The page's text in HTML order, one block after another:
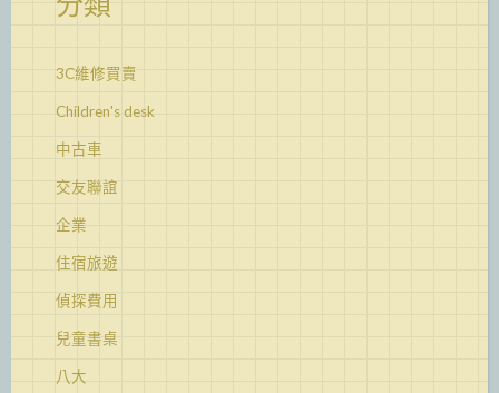
3C維修買賣
Children's desk
中古車
交友聯誼
企業
住宿旅遊
偵探費用
兒童書桌
八大